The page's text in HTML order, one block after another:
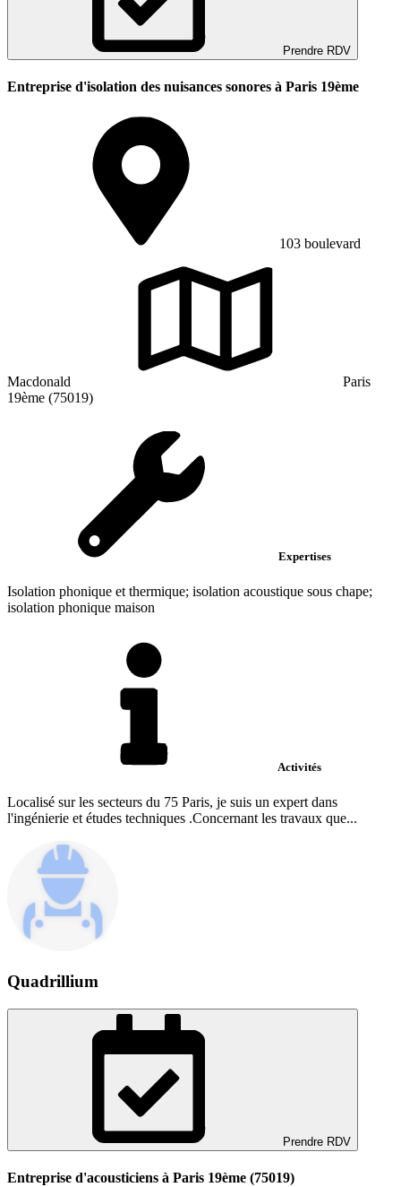
Prendre RDV
Entreprise d'isolation des nuisances sonores à Paris 19ème
103 boulevard
Macdonald
Paris
19ème (75019)
Expertises
Isolation phonique et thermique; isolation acoustique sous chape;
isolation phonique maison
Activités
Localisé sur les secteurs du 75 Paris, je suis un expert dans
l'ingénierie et études techniques .Concernant les travaux que...
Quadrillium
Prendre RDV
Entreprise d'acousticiens à Paris 19ème (75019)